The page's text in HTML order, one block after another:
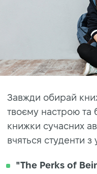
Завжди обирай
твоєму настрою та
книжки сучасних
вчяться студенти з
"The Perks of